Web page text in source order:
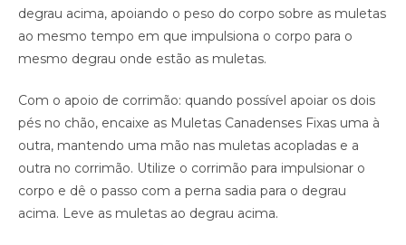
degrau acima, apoiando o peso do corpo sobre as muletas
ao mesmo tempo em que impulsiona o corpo para o
mesmo degrau onde estão as muletas.
Com o apoio de corrimão: quando possível apoiar os dois
pés no chão, encaixe as Muletas Canadenses Fixas uma à
outra, mantendo uma mão nas muletas acopladas e a
outra no corrimão. Utilize o corrimão para impulsionar o
corpo e dê o passo com a perna sadia para o degrau
acima. Leve as muletas ao degrau acima.